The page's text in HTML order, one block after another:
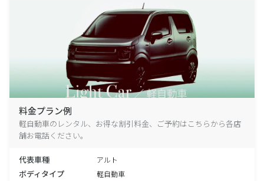
料金プラン例
軽自動車のレンタル、お得な割引料金、ご予約はこちらから各店
舗お電話ください。
代表車種 アルト
ボディタイプ 軽自動車